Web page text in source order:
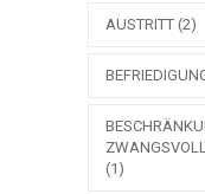
AUSTRITT (2)
(1)